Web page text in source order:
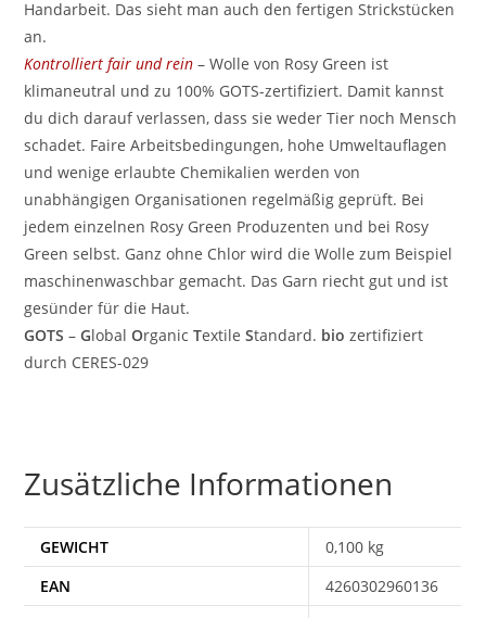
Handarbeit. Das sieht man auch den fertigen Strickstücken
an.
Kontrolliert fair und rein – Wolle von Rosy Green ist
klimaneutral und zu 100% GOTS-zertifiziert. Damit kannst
du dich darauf verlassen, dass sie weder Tier noch Mensch
schadet. Faire Arbeitsbedingungen, hohe Umweltauflagen
und wenige erlaubte Chemikalien werden von
unabhängigen Organisationen regelmäßig geprüft. Bei
jedem einzelnen Rosy Green Produzenten und bei Rosy
Green selbst. Ganz ohne Chlor wird die Wolle zum Beispiel
maschinenwaschbar gemacht. Das Garn riecht gut und ist
gesünder für die Haut.
GOTS –GlobalOrganicTextileStandard. bio zertifiziert
durch CERES-029
Zusätzliche Informationen
GEWICHT
0,100 kg
EAN
4260302960136